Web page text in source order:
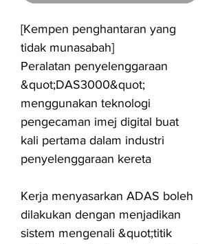
[Kempen penghantaran yang
tidak munasabah]
Peralatan penyelenggaraan
&quot;DAS3000&quot;
menggunakan teknologi
pengecaman imej digital buat
kali pertama dalam industri
penyelenggaraan kereta
Kerja menyasarkan ADAS boleh
dilakukan dengan menjadikan
sistem mengenali &quot;titik